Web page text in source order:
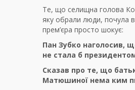
Те, що селищна голова
яку обрали люди, почула
прем’єра просто шокує:
Пан Зубко наголосив,
не стала б
Сказав про те, що
Матюшиної нема ким